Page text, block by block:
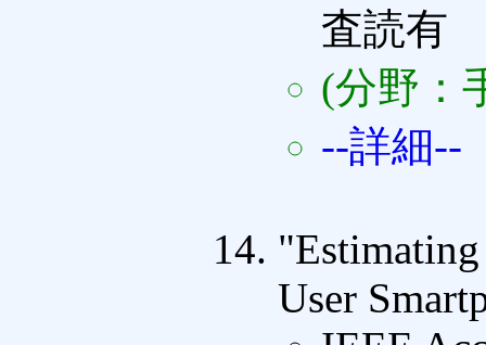
査読有
(分野：
--詳細--
User